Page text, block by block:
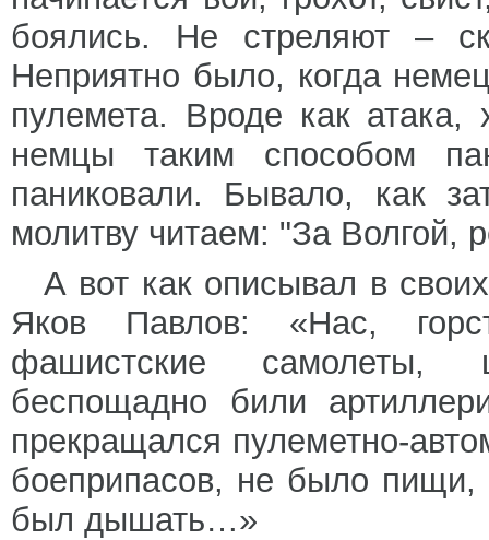
боялись. Не стреляют –
Неприятно было, когда
пулемета. Вроде как
немцы таким способом
паниковали. Бывало, как
молитву читаем: "За Волгой,
А вот как описывал в
Яков Павлов: «Нас,
фашистские самолеты,
беспощадно били
прекращался пулеметно-
боеприпасов, не было
был дышать…»